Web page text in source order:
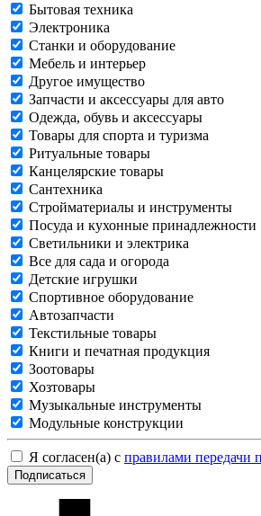
Бытовая техника
Электроника
Станки и оборудование
Мебель и интерьер
Другое имущество
Запчасти и аксессуары для авто
Одежда, обувь и аксессуары
Товары для спорта и туризма
Ритуальные товары
Канцелярские товары
Сантехника
Стройматериалы и инструменты
Посуда и кухонные принадлежности
Светильники и электрика
Все для сада и огорода
Детские игрушки
Спортивное оборудование
Автозапчасти
Текстильные товары
Книги и печатная продукция
Зоотовары
Хозтовары
Музыкальные инструменты
Модульные конструкции
Я согласен(а) с правилами передачи
Подписаться